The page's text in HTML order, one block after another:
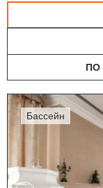
ПО
бассейн